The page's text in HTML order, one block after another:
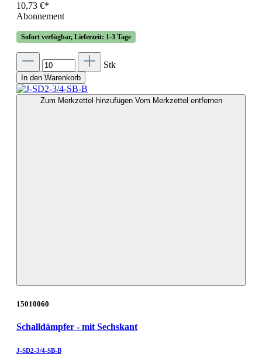
10,73 €*
Abonnement
Sofort verfügbar, Lieferzeit: 1-3 Tage
Stk
In den Warenkorb
Zum Merkzettel hinzufügen Vom Merkzettel entfernen
15010060
Schalldämpfer - mit Sechskant
J-SD2-3/4-SB-B